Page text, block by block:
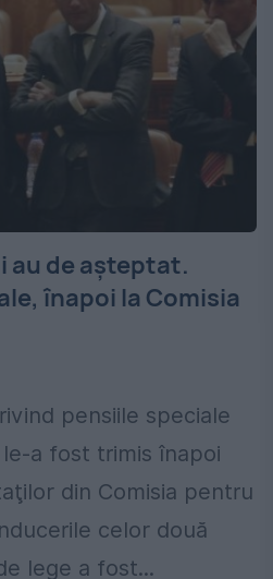
au de așteptat.
înapoi la Comisia
pensiile speciale
a fost trimis înapoi
din Comisia pentru
celor două
lege a fost...